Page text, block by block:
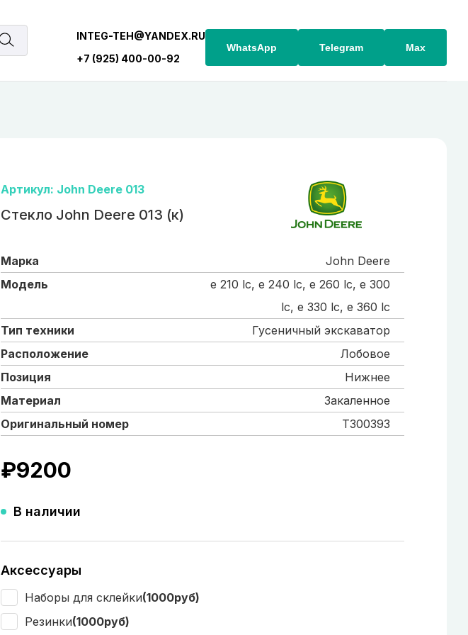
INTEG-TEH@YANDEX.RU
+7 (925) 400-00-92
WhatsApp Telegram Max
Артикул: John Deere 013
Стекло John Deere 013 (к)
Марка
John Deere
Модель
e 210 lc, е 240 lc, e 260 lc, e 300
lc, e 330 lc, e 360 lc
Тип техники
Гусеничный экскаватор
Расположение
Лобовое
Позиция
Нижнее
Материал
Закаленное
Оригинальный номер
T300393
₽9200
В наличии
Аксессуары
Наборы для склейки(1000руб)
Резинки(1000руб)